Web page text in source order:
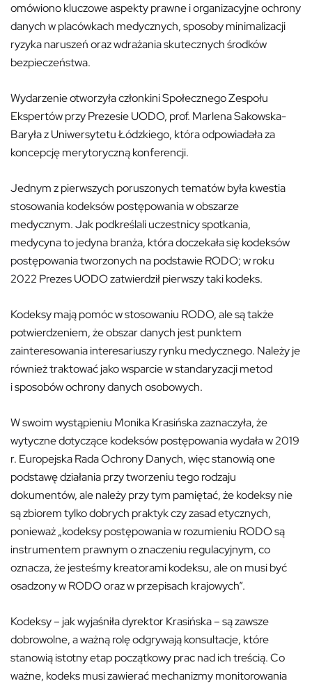
omówiono kluczowe aspekty prawne i organizacyjne ochrony
danych w placówkach medycznych, sposoby minimalizacji
ryzyka naruszeń oraz wdrażania skutecznych środków
bezpieczeństwa.
Wydarzenie otworzyła członkini Społecznego Zespołu
Ekspertów przy Prezesie UODO, prof. Marlena Sakowska-
Baryła z Uniwersytetu Łódzkiego, która odpowiadała za
koncepcję merytoryczną konferencji.
Jednym z pierwszych poruszonych tematów była kwestia
stosowania kodeksów postępowania w obszarze
medycznym. Jak podkreślali uczestnicy spotkania,
medycyna to jedyna branża, która doczekała się kodeksów
postępowania tworzonych na podstawie RODO; w roku
2022 Prezes UODO zatwierdził pierwszy taki kodeks.
Kodeksy mają pomóc w stosowaniu RODO, ale są także
potwierdzeniem, że obszar danych jest punktem
zainteresowania interesariuszy rynku medycznego. Należy je
również traktować jako wsparcie w standaryzacji metod
i sposobów ochrony danych osobowych.
W swoim wystąpieniu Monika Krasińska zaznaczyła, że
wytyczne dotyczące kodeksów postępowania wydała w 2019
r. Europejska Rada Ochrony Danych, więc stanowią one
podstawę działania przy tworzeniu tego rodzaju
dokumentów, ale należy przy tym pamiętać, że kodeksy nie
są zbiorem tylko dobrych praktyk czy zasad etycznych,
ponieważ „kodeksy postępowania w rozumieniu RODO są
instrumentem prawnym o znaczeniu regulacyjnym, co
oznacza, że jesteśmy kreatorami kodeksu, ale on musi być
osadzony w RODO oraz w przepisach krajowych”.
Kodeksy – jak wyjaśniła dyrektor Krasińska – są zawsze
dobrowolne, a ważną rolę odgrywają konsultacje, które
stanowią istotny etap początkowy prac nad ich treścią. Co
ważne, kodeks musi zawierać mechanizmy monitorowania